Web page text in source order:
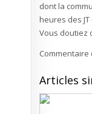
dont la
heures des
Vous doutiez
Commentaire
Articles